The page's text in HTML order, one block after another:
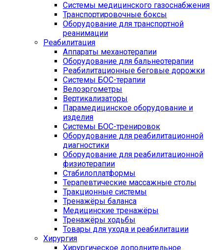
Системы медицинского газоснабжения
Транспортировочные боксы
Оборудование для транспортной
реанимации
Реабилитация
Аппараты механотерапии
Оборудование для бальнеотерапии
Реабилитационные беговые дорожки
Системы БОС-терапии
Велоэргометры
Вертикализаторы
Парамедицинское оборудование и
изделия
Системы БОС-тренировок
Оборудование для реабилитационной
диагностики
Оборудование для реабилитационной
физиотерапии
Стабилоплатформы
Терапевтические массажные столы
Тракционные системы
Тренажёры баланса
Медицинские тренажёры
Тренажёры ходьбы
Товары для ухода и реабилитации
Хирургия
Хирургическое дополнительное